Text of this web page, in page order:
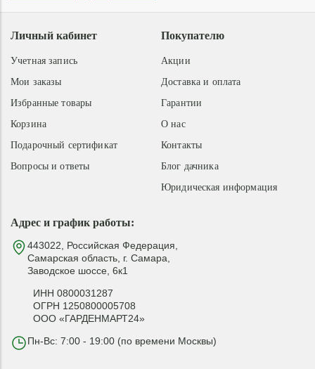
Адрес и график работы:
443022, Российская Федерация,
Самарская область, г. Самара,
Заводское шоссе, 6к1
ИНН 0800031287
ОГРН 1250800005708
ООО «ГАРДЕНМАРТ24»
Пн-Вс: 7:00 - 19:00 (по времени Москвы)
Покупателю
Акции
Доставка и оплата
Гарантии
О нас
Контакты
Блог дачника
Юридическая информация
Личный кабинет
Учетная запись
Мои заказы
Избранные товары
Корзина
Подарочный сертификат
Вопросы и ответы